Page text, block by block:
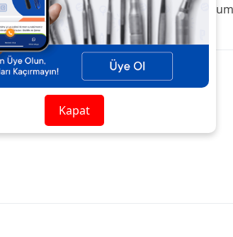
Taksit / Ödeme Seçenekleri Ürün
Kapat